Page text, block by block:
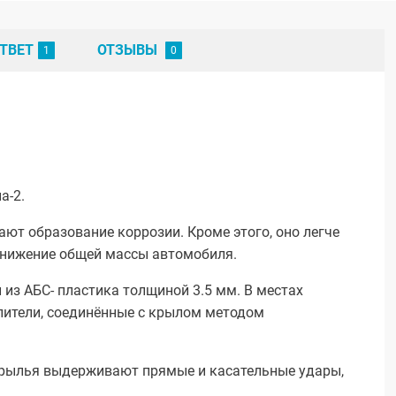
ОТЗЫВЫ
2.
образование коррозии. Кроме этого, оно легче
общей массы автомобиля.
АБС- пластика толщиной 3.5 мм. В местах
соединённые с крылом методом
выдерживают прямые и касательные удары,